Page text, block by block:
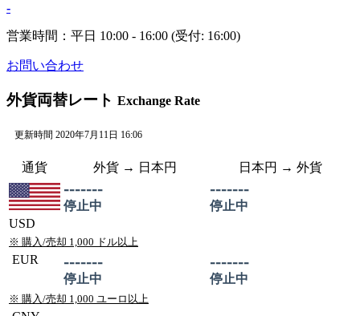
-
営業時間：平日 10:00 - 16:00 (受付: 16:00)
お問い合わせ
外貨両替レート Exchange Rate
更新時間 2020年7月11日 16:06
通貨 外貨 → 日本円 日本円 → 外貨
USD
-------
停止中
-------
停止中
※ 購入/売却 1,000 ドル以上
EUR -------
停止中
-------
停止中
※ 購入/売却 1,000 ユーロ以上